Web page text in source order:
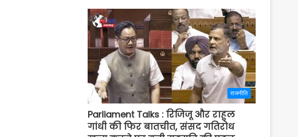
राजनीति
Parliament Talks : रिजिजू और राहुल
गांधी की फिर बातचीत, संसद गतिरोध